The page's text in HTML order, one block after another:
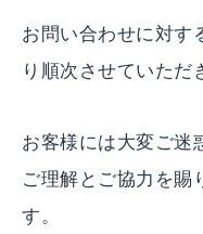
お問い合わせに対す
り順次させていただ
お客様には大変ご迷
ご理解とご協力を賜
す。